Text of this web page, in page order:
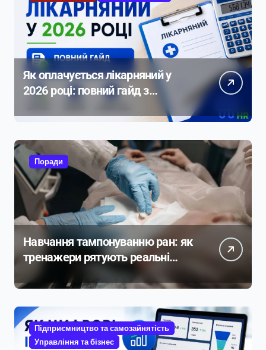
Як оплачується лікарняний у
2026 році: повний гайд з
Поради
Навчання тампонуванню ран: як
тренажери рятують реальні
життя
Підприємництво та самозайнятість
Управління та бізнес